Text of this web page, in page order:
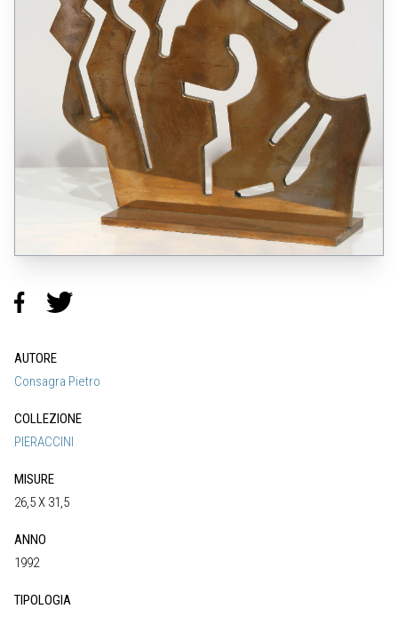
AUTORE
Consagra Pietro
COLLEZIONE
PIERACCINI
MISURE
26,5 X 31,5
ANNO
1992
TIPOLOGIA